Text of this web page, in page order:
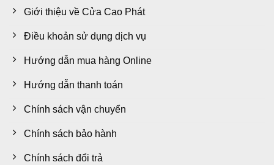
Giới thiệu về Cửa Cao Phát
Điều khoản sử dụng dịch vụ
Hướng dẫn mua hàng Online
Hướng dẫn thanh toán
Chính sách vận chuyển
Chính sách bảo hành
Chính sách đổi trả